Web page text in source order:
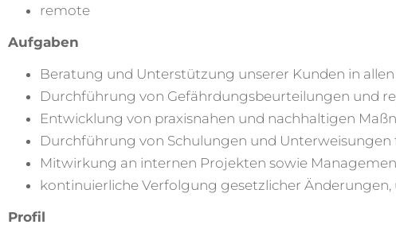
remote
Aufgaben
Beratung und Unterstützung unserer Kunden in
Durchführung von Gefährdungsbeurteilungen und
Entwicklung von praxisnahen und nachhaltigen
Durchführung von Schulungen und
Mitwirkung an internen Projekten sowie
kontinuierliche Verfolgung gesetzlicher Änderungen,
Profil